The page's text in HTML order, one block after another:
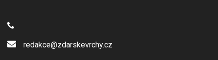
redakce@zdarskevrchy.cz